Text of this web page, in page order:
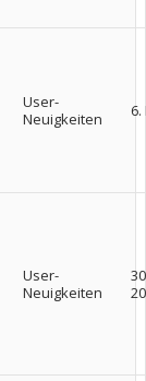
User-
Neuigkeiten
User-
Neuigkeiten